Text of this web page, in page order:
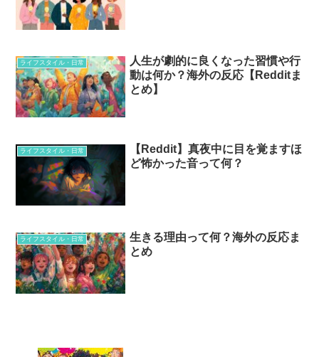
ライフスタイル・日常
人生が劇的に良くなった習慣や行
動は何か？海外の反応【Redditま
とめ】
ライフスタイル・日常
【Reddit】真夜中に目を覚ますほ
ど怖かった音って何？
ライフスタイル・日常
生きる理由って何？海外の反応ま
とめ